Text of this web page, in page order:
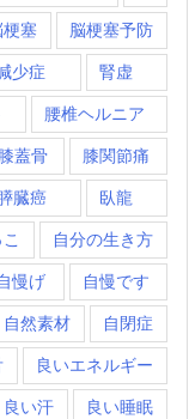
梗塞 脳梗塞予防
少症 腎虚
腰椎ヘルニア
膝蓋骨 膝関節痛
臓癌 臥龍
自分の生き方
慢げ 自慢です
自然素材 自閉症
良いエネルギー
良い汗 良い睡眠